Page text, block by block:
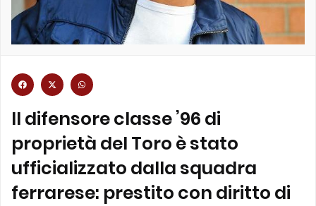
Il difensore classe ’96 di
proprietà del Toro è stato
ufficializzato dalla squadra
ferrarese: prestito con diritto di